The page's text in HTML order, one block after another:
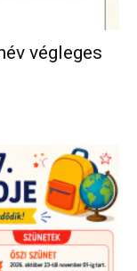
végleges